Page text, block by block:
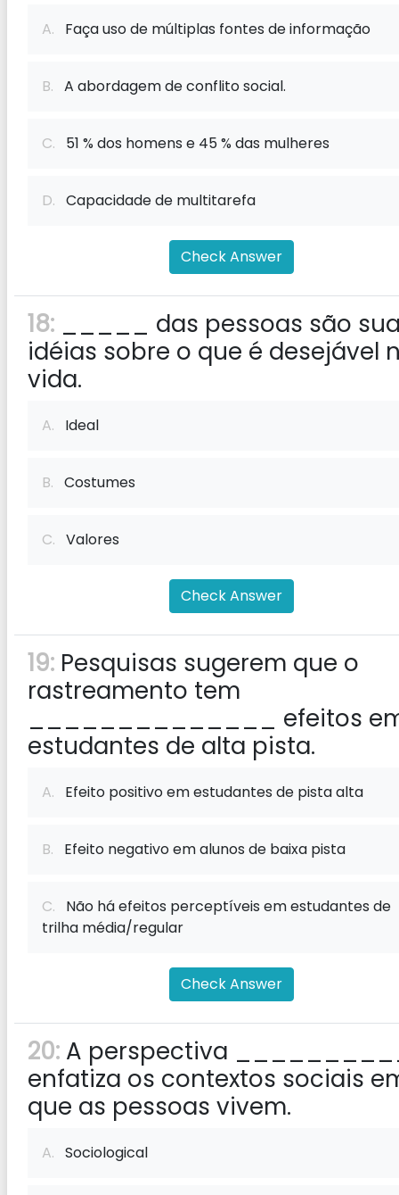
A. Faça uso de múltiplas fontes de informação
B. A abordagem de conflito social.
C. 51 % dos homens e 45 % das mulheres
D. Capacidade de multitarefa
Check Answer
18: _____ das pessoas são
idéias sobre o que é desejável
vida.
A. Ideal
B. Costumes
C. Valores
Check Answer
19: Pesquisas sugerem que o
rastreamento tem
______________ efeitos
estudantes de alta pista.
A. Efeito positivo em estudantes de pista alta
B. Efeito negativo em alunos de baixa pista
C. Não há efeitos perceptíveis em estudantes de
trilha média/regular
Check Answer
20: A perspectiva
enfatiza os contextos sociais
que as pessoas vivem.
A. Sociological